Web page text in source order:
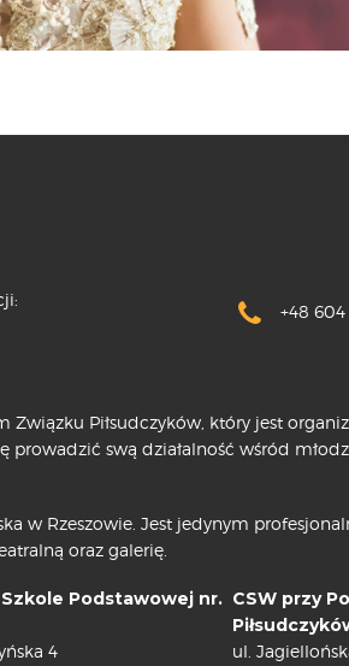
+48 604
Związku Piłsudczyków, który jest
prowadzić swą działalność wśród
w Rzeszowie. Jest jedynym
oraz galerię.
Szkole Podstawowej nr.
4
CSW przy
ul.